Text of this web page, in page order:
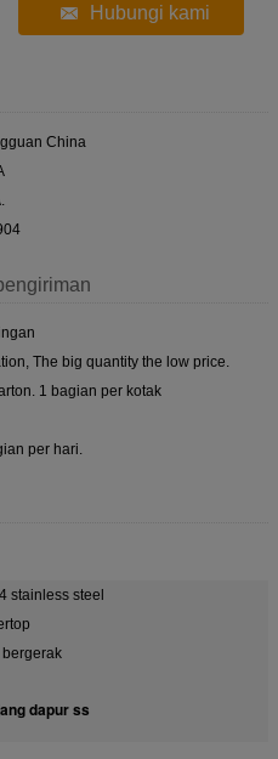
Hubungi kami
China
The big quantity the low price.
1 bagian per kotak
per hari.
stainless steel
bergerak
dapur ss